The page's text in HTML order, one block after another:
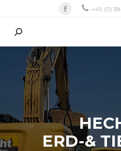
Facebook+49 (0)
Search:
ERD-&